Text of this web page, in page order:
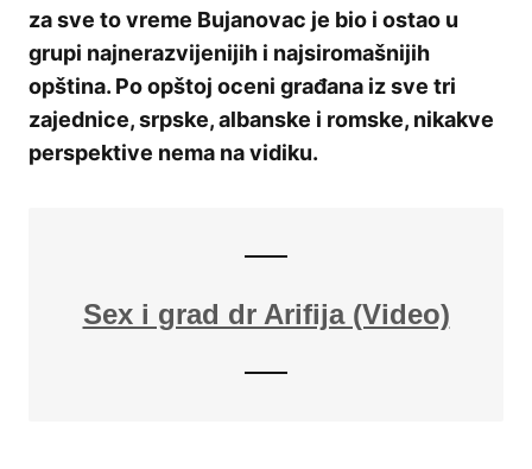
za sve to vreme Bujanovac je bio i ostao u
grupi najnerazvijenijih i najsiromašnijih
opština. Po opštoj oceni građana iz sve tri
zajednice, srpske, albanske i romske, nikakve
perspektive nema na vidiku.
Sex i grad dr Arifija (Video)